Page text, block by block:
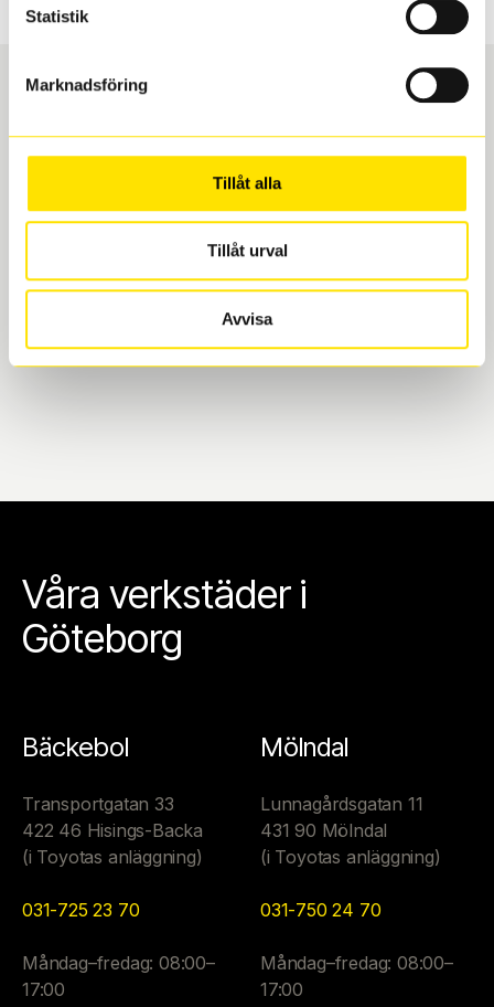
Statistik
Marknadsföring
Tillåt alla
Tillåt urval
Avvisa
Boka och hämta hos Däckspecialen
När du beställer dina nya däck eller fälgar hos oss
levereras de direkt till någon av våra däckverkstäder i
Göteborg. Välj mellan Hisingen (Bäckebol) eller
Mölndal. I beställningen anger du datum och tid för
vi till att de uppfyller alla krav för en säker körning.
Våra verkstäder i
Göteborg
Bäckebol
Transportgatan 33
422 46 Hisings-Backa
(i Toyotas anläggning)
031-725 23 70
Måndag–fredag: 08:00–
17:00
Mölndal
Lunnagårdsgatan 11
431 90 Mölndal
(i Toyotas anläggning)
031-750 24 70
Måndag–fredag: 08:00–
17:00